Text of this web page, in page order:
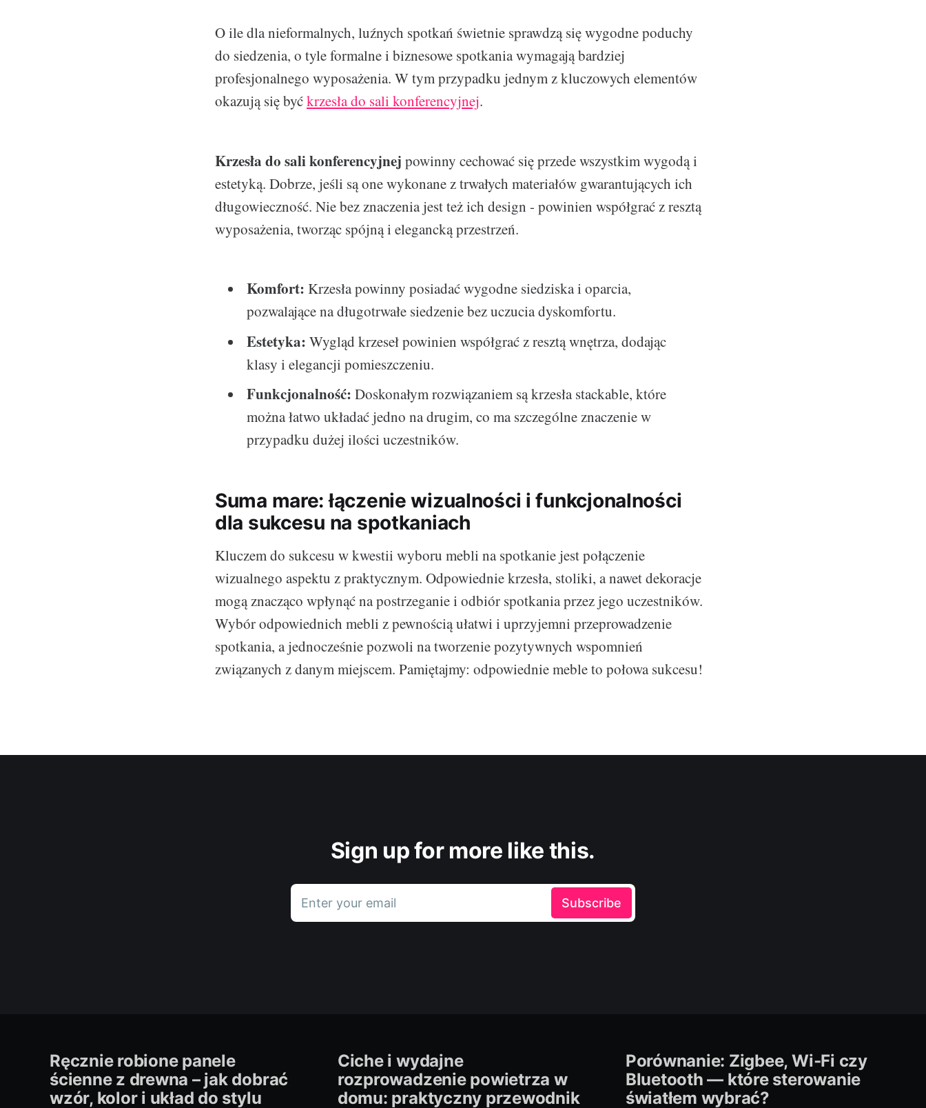
O ile dla nieformalnych, luźnych spotkań świetnie sprawdzą się wygodne poduchy
do siedzenia, o tyle formalne i biznesowe spotkania wymagają bardziej
profesjonalnego wyposażenia. W tym przypadku jednym z kluczowych elementów
okazują się byćkrzesła do sali konferencyjnej.
Krzesła do sali konferencyjnej powinny cechować się przede wszystkim wygodą i
estetyką. Dobrze, jeśli są one wykonane z trwałych materiałów gwarantujących ich
długowieczność. Nie bez znaczenia jest też ich design - powinien współgrać z resztą
wyposażenia, tworząc spójną i elegancką przestrzeń.
Komfort: Krzesła powinny posiadać wygodne siedziska i oparcia,
pozwalające na długotrwałe siedzenie bez uczucia dyskomfortu.
Estetyka: Wygląd krzeseł powinien współgrać z resztą wnętrza, dodając
klasy i elegancji pomieszczeniu.
Funkcjonalność: Doskonałym rozwiązaniem są krzesła stackable, które
można łatwo układać jedno na drugim, co ma szczególne znaczenie w
przypadku dużej ilości uczestników.
Suma mare: łączenie wizualności i funkcjonalności
dla sukcesu na spotkaniach
Kluczem do sukcesu w kwestii wyboru mebli na spotkanie jest połączenie
wizualnego aspektu z praktycznym. Odpowiednie krzesła, stoliki, a nawet dekoracje
mogą znacząco wpłynąć na postrzeganie i odbiór spotkania przez jego uczestników.
Wybór odpowiednich mebli z pewnością ułatwi i uprzyjemni przeprowadzenie
spotkania, a jednocześnie pozwoli na tworzenie pozytywnych wspomnień
związanych z danym miejscem. Pamiętajmy: odpowiednie meble to połowa sukcesu!
Sign up for more like this.
Enter your email Subscribe
Ręcznie robione panele
ścienne z drewna – jak dobrać
wzór, kolor i układ do stylu
Ciche i wydajne
rozprowadzenie powietrza w
domu: praktyczny przewodnik
Porównanie: Zigbee, Wi‑Fi czy
Bluetooth — które sterowanie
światłem wybrać?